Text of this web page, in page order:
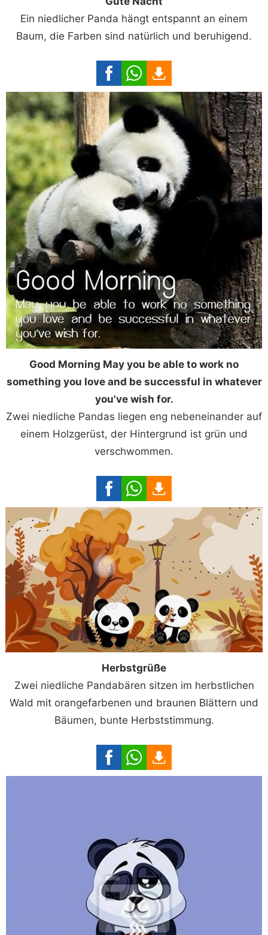
Ein niedlicher Panda hängt entspannt an einem
Baum, die Farben sind natürlich und beruhigend.
Good Morning May you be able to work no
something you love and be successful in whatever
you've wish for.
Zwei niedliche Pandas liegen eng nebeneinander auf
einem Holzgerüst, der Hintergrund ist grün und
verschwommen.
Herbstgrüße
Zwei niedliche Pandabären sitzen im herbstlichen
Wald mit orangefarbenen und braunen Blättern und
Bäumen, bunte Herbststimmung.